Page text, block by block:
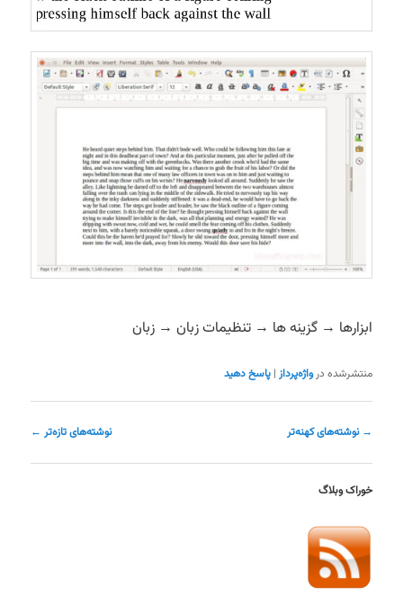
ابزارها → گزینه ها → تنظیمات زبان → زبان
منتشرشده در واژه‌پرداز |پاسخ دهید
ناوبری
→ نوشته‌های کهنه‌تر نوشته‌های تازه‌تر ←
خوراک وبلاگ